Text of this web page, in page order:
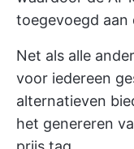
toegevoegd aan
Net als alle
voor iedereen
alternatieven
het genereren